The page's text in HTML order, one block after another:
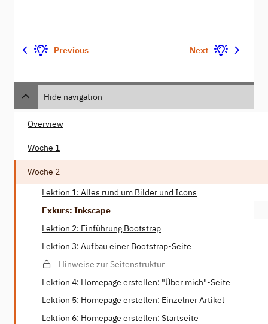
Previous Next
Hide navigation
Overview
Woche 1
Woche 2
Lektion 1: Alles rund um Bilder und Icons
Exkurs: Inkscape
Lektion 2: Einführung Bootstrap
Lektion 3: Aufbau einer Bootstrap-Seite
Hinweise zur Seitenstruktur
Lektion 4: Homepage erstellen: "Über mich"-Seite
Lektion 5: Homepage erstellen: Einzelner Artikel
Lektion 6: Homepage erstellen: Startseite